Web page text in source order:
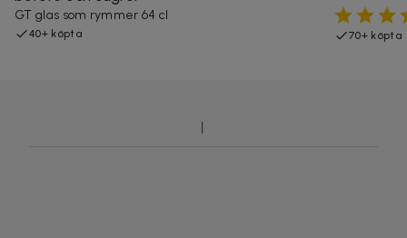
GT glas som rymmer 64 cl
40+ köpta 70+ köpta